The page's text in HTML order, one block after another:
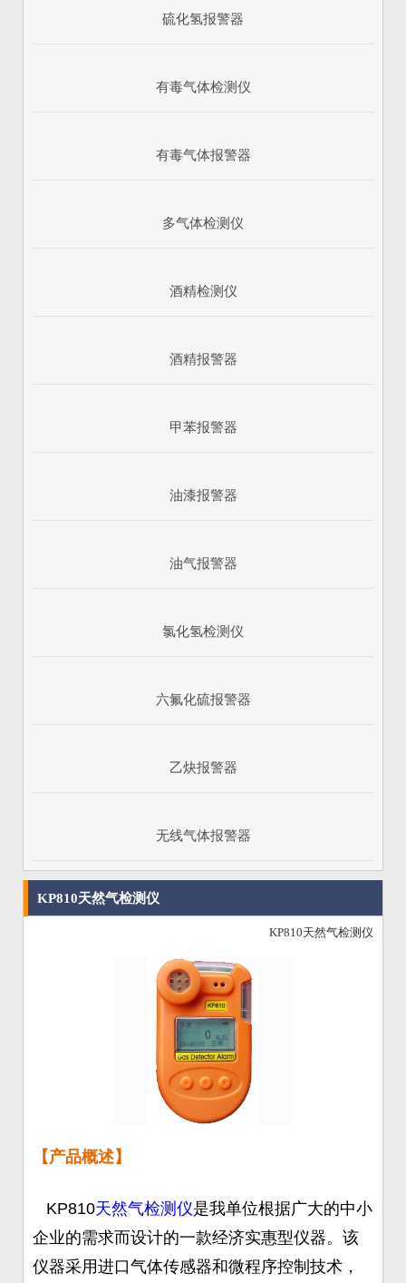
硫化氢报警器
有毒气体检测仪
有毒气体报警器
多气体检测仪
酒精检测仪
酒精报警器
甲苯报警器
油漆报警器
油气报警器
氯化氢检测仪
六氟化硫报警器
乙炔报警器
无线气体报警器
KP810天然气检测仪
KP810天然气检测仪
【产品概述】
KP810天然气检测仪是我单位根据广大的中小
企业的需求而设计的一款经济实惠型仪器。该
仪器采用进口气体传感器和微程序控制技术，